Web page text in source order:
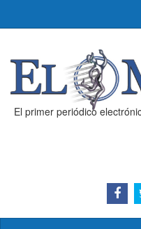
El primer periódico